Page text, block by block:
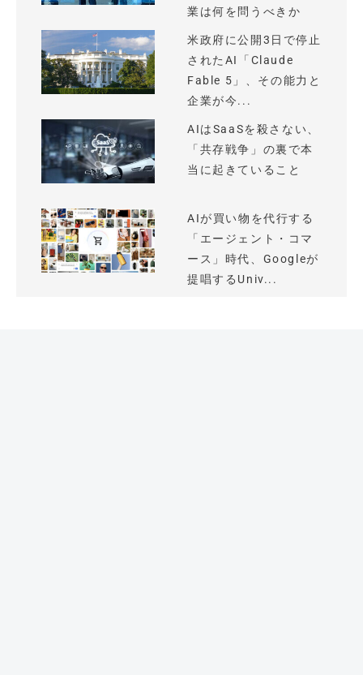
業は何を問うべきか
米政府に公開3日で停止
されたAI「Claude
Fable 5」、その能力と
企業が今...
AIはSaaSを殺さない、
「共存戦争」の裏で本
当に起きていること
AIが買い物を代行する
「エージェント・コマ
ース」時代、Googleが
提唱するUniv...